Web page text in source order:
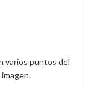
varios puntos del